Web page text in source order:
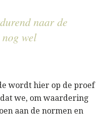
naar de
wel
wordt hier op de proef
we, om waardering
aan de normen en